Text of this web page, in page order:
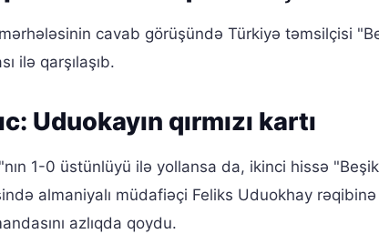
cavab görüşündə Türkiyə təmsilçisi
ilə qarşılaşıb.
Uduokayın qırmızı kartı
1-0 üstünlüyü ilə yollansa da, ikinci hissə
almaniyalı müdafiəçi Feliks Uduokhay
azlıqda qoydu.